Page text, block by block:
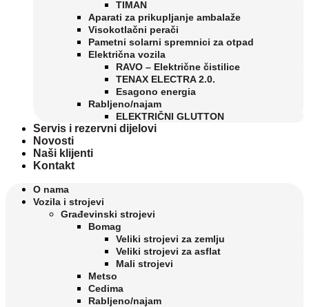
TIMAN
Aparati za prikupljanje ambalaže
Visokotlačni perači
Pametni solarni spremnici za otpad
Električna vozila
RAVO – Električne čistilice
TENAX ELECTRA 2.0.
Esagono energia
Rabljeno/najam
ELEKTRIČNI GLUTTON
Servis i rezervni dijelovi
Novosti
Naši klijenti
Kontakt
O nama
Vozila i strojevi
Građevinski strojevi
Bomag
Veliki strojevi za zemlju
Veliki strojevi za asflat
Mali strojevi
Metso
Cedima
Rabljeno/najam